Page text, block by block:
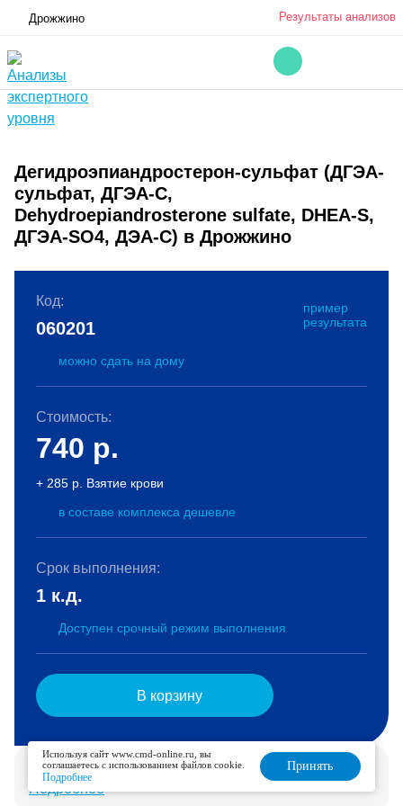
Дрожжино Результаты анализов
Дегидроэпиандростерон-сульфат (ДГЭА-
сульфат, ДГЭА-С,
Dehydroepiandrosterone sulfate, DHEA-S,
ДГЭА-SO4, ДЭА-С) в Дрожжино
Код:
пример
результата
060201
можно сдать на дому
Стоимость:
740 р.
+ 285 р. Взятие крови
в составе комплекса дешевле
Срок выполнения:
1 к.д.
Доступен срочный режим выполнения
В корзину
Услуга доступна для дозаказа в течение 1 дня.
Подробнее
Используя сайт www.cmd-online.ru, вы
соглашаетесь с использованием файлов cookie.
Подробнее
Принять